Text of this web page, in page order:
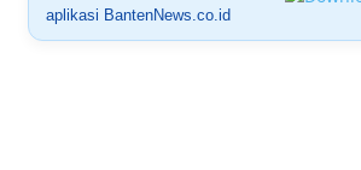
aplikasi BantenNews.co.id